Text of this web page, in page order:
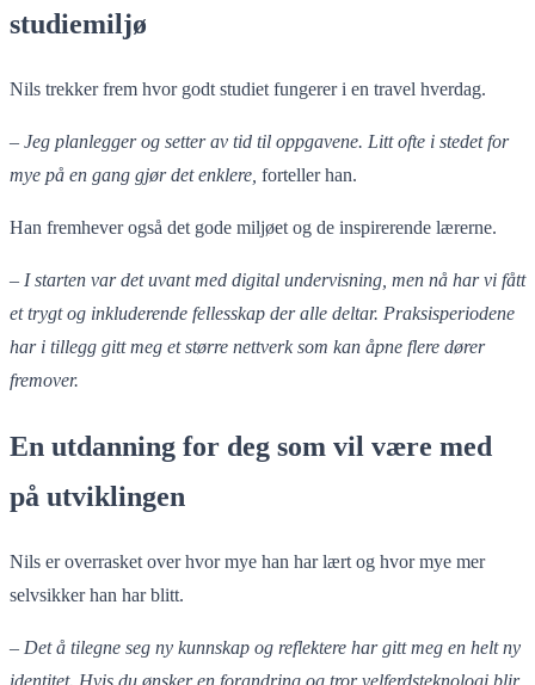
studiemiljø
Nils trekker frem hvor godt studiet fungerer i en travel hverdag.
– Jeg planlegger og setter av tid til oppgavene. Litt ofte i stedet for
mye på en gang gjør det enklere, forteller han.
Han fremhever også det gode miljøet og de inspirerende lærerne.
– I starten var det uvant med digital undervisning, men nå har vi fått
et trygt og inkluderende fellesskap der alle deltar. Praksisperiodene
har i tillegg gitt meg et større nettverk som kan åpne flere dører
fremover.
En utdanning for deg som vil være med
på utviklingen
Nils er overrasket over hvor mye han har lært og hvor mye mer
selvsikker han har blitt.
– Det å tilegne seg ny kunnskap og reflektere har gitt meg en helt ny